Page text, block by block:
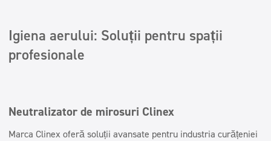
Igiena aerului: Soluții pentru spații
profesionale
Neutralizator de mirosuri Clinex
Marca Clinex oferă soluții avansate pentru industria curățeniei